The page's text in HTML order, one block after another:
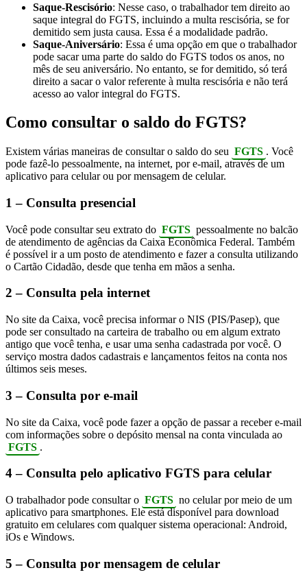
Saque-Rescisório: Nesse caso, o trabalhador tem direito ao
saque integral do FGTS, incluindo a multa rescisória, se for
demitido sem justa causa. Essa é a modalidade padrão.
Saque-Aniversário: Essa é uma opção em que o trabalhador
pode sacar uma parte do saldo do FGTS todos os anos, no
mês de seu aniversário. No entanto, se for demitido, só terá
direito a sacar o valor referente à multa rescisória e não terá
acesso ao valor integral do FGTS.
Como consultar o saldo do FGTS?
Existem várias maneiras de consultar o saldo do seu FGTS . Você
pode fazê-lo pessoalmente, na internet, por e-mail, através de um
aplicativo para celular ou por mensagem de celular.
1 – Consulta presencial
Você pode consultar seu extrato do FGTS pessoalmente no balcão
de atendimento de agências da Caixa Econômica Federal. Também
é possível ir a um posto de atendimento e fazer a consulta utilizando
o Cartão Cidadão, desde que tenha em mãos a senha.
2 – Consulta pela internet
No site da Caixa, você precisa informar o NIS (PIS/Pasep), que
pode ser consultado na carteira de trabalho ou em algum extrato
antigo que você tenha, e usar uma senha cadastrada por você. O
serviço mostra dados cadastrais e lançamentos feitos na conta nos
últimos seis meses.
3 – Consulta por e-mail
No site da Caixa, você pode fazer a opção de passar a receber e-mail
com informações sobre o depósito mensal na conta vinculada ao
FGTS .
4 – Consulta pelo aplicativo FGTS para celular
O trabalhador pode consultar o FGTS no celular por meio de um
aplicativo para smartphones. Ele está disponível para download
gratuito em celulares com qualquer sistema operacional: Android,
iOs e Windows.
5 – Consulta por mensagem de celular